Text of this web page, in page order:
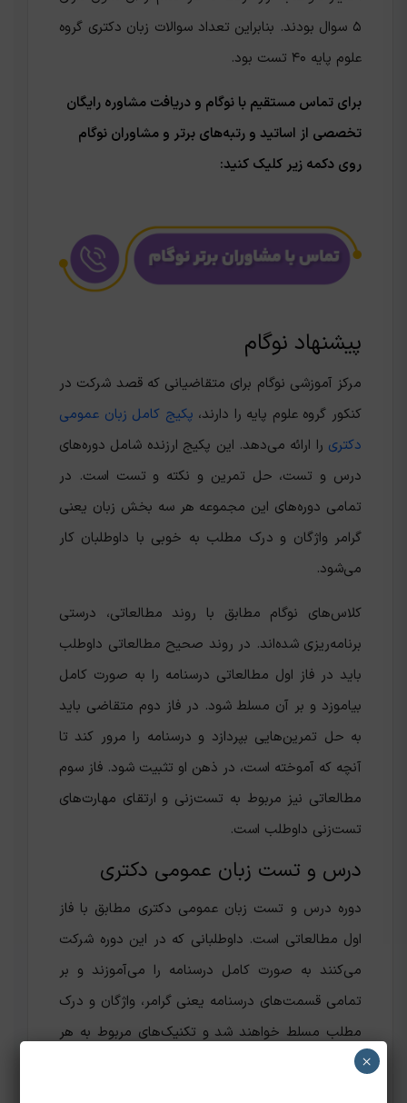
۵ سوال بودند. بنابراین تعداد سوالات زبان دکتری گروه
علوم پایه ۴۰ تست بود.
برای تماس مستقیم با نوگام و دریافت مشاوره رایگان
تخصصی از اساتید و رتبه‌های برتر و مشاوران نوگام
روی دکمه زیر کلیک کنید:
پیشنهاد نوگام
مرکز آموزشی نوگام برای متقاضیانی که قصد شرکت در
کنکور گروه علوم پایه را دارند، پکیج کامل زبان عمومی
دکتری را ارائه می‌دهد. این پکیج ارزنده شامل دوره‌های
درس و تست، حل تمرین و نکته و تست است. در
تمامی دوره‌های این مجموعه هر سه بخش زبان یعنی
گرامر واژگان و درک مطلب به خوبی با داوطلبان کار
می‌شود.
کلاس‌های نوگام مطابق با روند مطالعاتی، درستی
برنامه‌ریزی شده‌اند. در روند صحیح مطالعاتی داوطلب
باید در فاز اول مطالعاتی درسنامه را به صورت کامل
بیاموزد و بر آن مسلط شود‌. در فاز دوم متقاضی باید
به حل تمرین‌هایی بپردازد و درسنامه را مرور کند تا
آنچه که آموخته است، در ذهن او تثبیت شود. فاز سوم
مطالعاتی نیز مربوط به تست‌زنی و ارتقای مهارت‌های
تست‌زنی داوطلب است.
درس و تست زبان عمومی دکتری
دوره درس و تست زبان عمومی دکتری مطابق با فاز
اول مطالعاتی است. داوطلبانی که در این دوره شرکت
می‌کنند به صورت کامل درسنامه را می‌آموزند و بر
تمامی قسمت‌های درسنامه یعنی گرامر، واژگان و درک
مطلب مسلط خواهند شد و تکنیک‌های مربوط به هر
کدام از آنها را به خوبی فرا می‌گیرند. این کلاس برای ×